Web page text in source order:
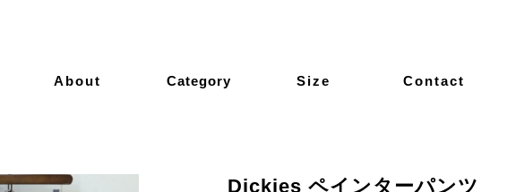
About Category Size Contact
Dickies ペインターパンツ